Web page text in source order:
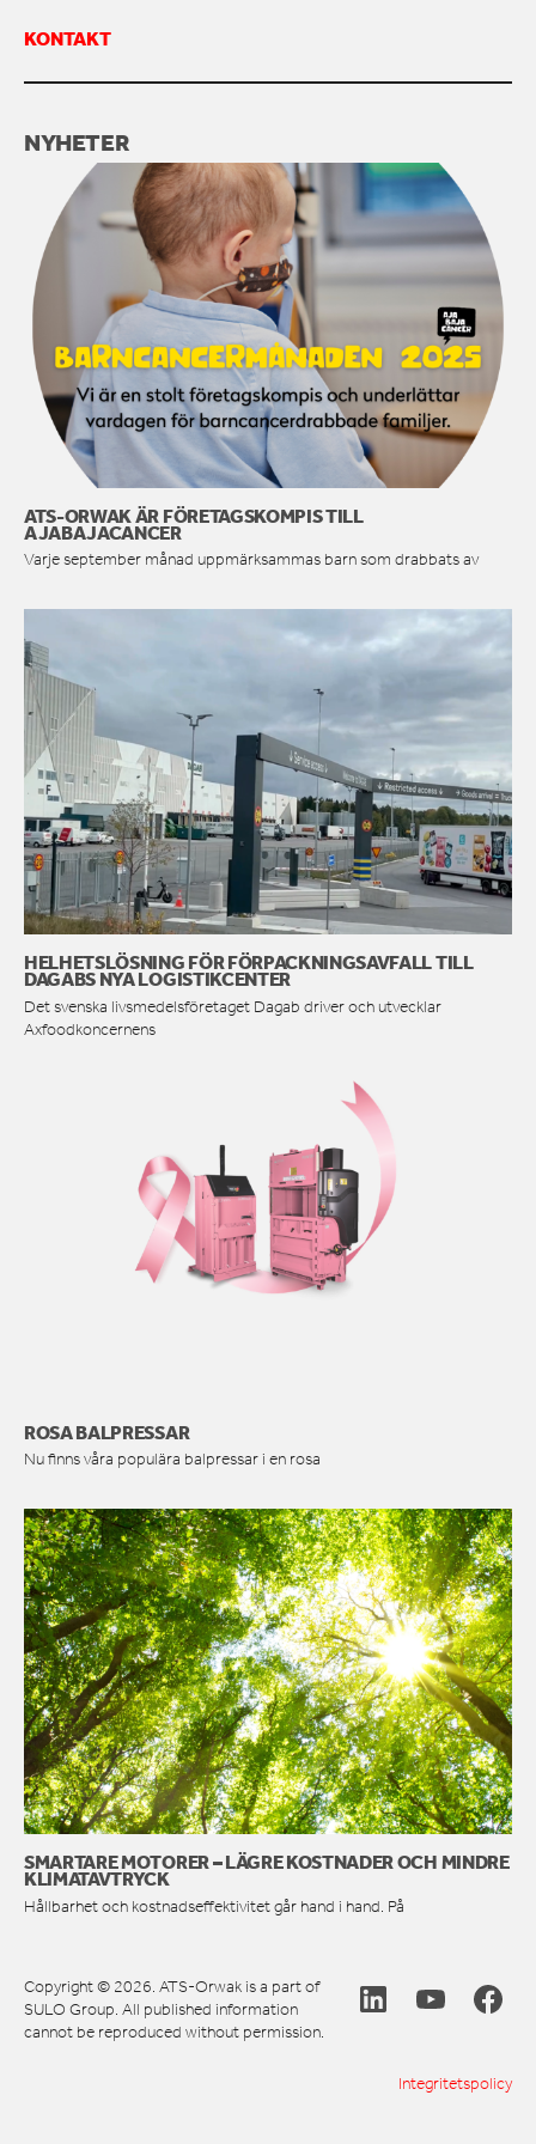
KONTAKTA OSS
KONTAKT
NYHETER
ATS-ORWAK ÄR FÖRETAGSKOMPIS TILL
AJABAJACANCER
Varje september månad uppmärksammas barn som drabbats av
HELHETSLÖSNING FÖR FÖRPACKNINGSAVFALL TILL
DAGABS NYA LOGISTIKCENTER
Det svenska livsmedelsföretaget Dagab driver och utvecklar
Axfoodkoncernens
ROSA BALPRESSAR
Nu finns våra populära balpressar i en rosa
SMARTARE MOTORER – LÄGRE KOSTNADER OCH MINDRE
KLIMATAVTRYCK
Hållbarhet och kostnadseffektivitet går hand i hand. På
Copyright © 2026. ATS-Orwak is a part of
SULO Group. All published information
cannot be reproduced without permission.
Integritetspolicy